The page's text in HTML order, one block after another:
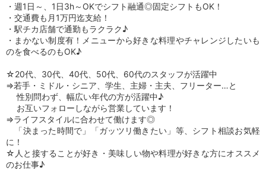
・週1日～、1日3h～OKでシフト融通◎固定シフトもOK！
・交通費も月1万円迄支給！
・駅チカ店舗で通勤もラクラク♪
・まかない制度有！メニューから好きな料理やチャレンジしたいも
のを食べるのもOK♪
☆20代、30代、40代、50代、60代のスタッフが活躍中
⇒若手・ミドル・シニア、学生、主婦・主夫、フリーター…と
性別問わず、幅広い年代の方が活躍中♪
お互いフォローしながら営業しています！
⇒ライフスタイルに合わせて働けます◎
「決まった時間で」「ガッツリ働きたい」等、シフト相談お気軽
に！
☆人と接することが好き・美味しい物や料理が好きな方にオススメ
のお仕事♪